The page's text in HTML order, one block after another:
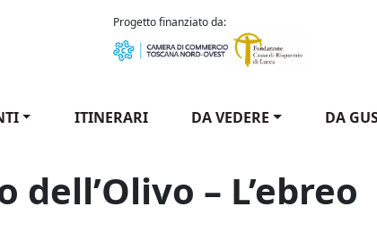
Progetto finanziato da:
ITINERARI DA VEDERE DA
– L’ebreo